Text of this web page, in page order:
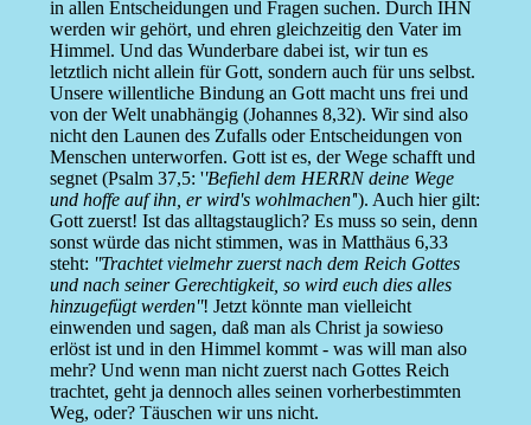
in allen Entscheidungen und Fragen suchen. Durch IHN
werden wir gehört, und ehren gleichzeitig den Vater im
Himmel. Und das Wunderbare dabei ist, wir tun es
letztlich nicht allein für Gott, sondern auch für uns selbst.
Unsere willentliche Bindung an Gott macht uns frei und
von der Welt unabhängig (Johannes 8,32). Wir sind also
nicht den Launen des Zufalls oder Entscheidungen von
Menschen unterworfen. Gott ist es, der Wege schafft und
segnet (Psalm 37,5: ''Befiehl dem HERRN deine Wege
und hoffe auf ihn, er wird's wohlmachen''). Auch hier gilt:
Gott zuerst! Ist das alltagstauglich? Es muss so sein, denn
sonst würde das nicht stimmen, was in Matthäus 6,33
steht: ''Trachtet vielmehr zuerst nach dem Reich Gottes
und nach seiner Gerechtigkeit, so wird euch dies alles
hinzugefügt werden''! Jetzt könnte man vielleicht
einwenden und sagen, daß man als Christ ja sowieso
erlöst ist und in den Himmel kommt - was will man also
mehr? Und wenn man nicht zuerst nach Gottes Reich
trachtet, geht ja dennoch alles seinen vorherbestimmten
Weg, oder? Täuschen wir uns nicht.